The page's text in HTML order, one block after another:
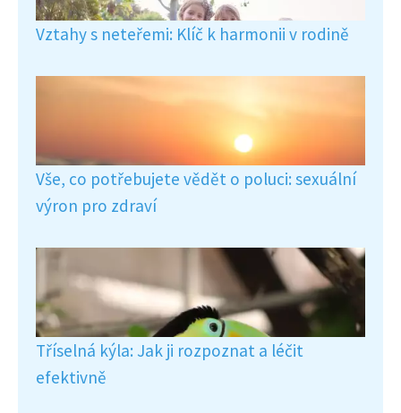
Vztahy s neteřemi: Klíč k harmonii v rodině
Vše, co potřebujete vědět o poluci: sexuální
výron pro zdraví
Tříselná kýla: Jak ji rozpoznat a léčit
efektivně